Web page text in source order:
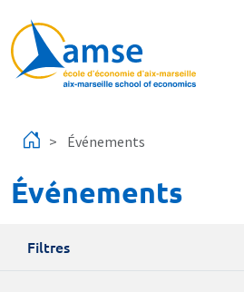
Événements
Événements
Filtres